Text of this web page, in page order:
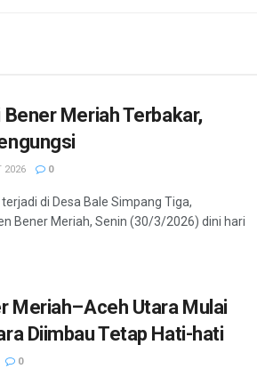
Bener Meriah Terbakar,
2026 0
di Desa Bale Simpang Tiga,
Bener Meriah, Senin (30/3/2026) dini hari
Meriah–Aceh Utara Mulai
Diimbau Tetap Hati-hati
0